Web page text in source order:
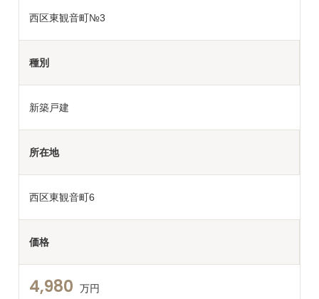
西区東観音町№3
種別
新築戸建
所在地
西区東観音町6
価格
4,980 万円